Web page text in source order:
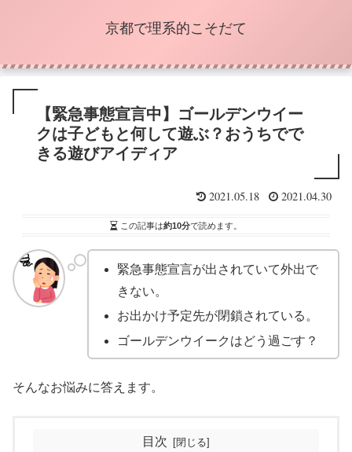
京都で理系的こそだて
【緊急事態宣言中】ゴールデンウイー
クは子どもと何して遊ぶ？おうちでで
きる遊びアイディア
2021.05.18 2021.04.30
この記事は約10分で読めます。
緊急事態宣言が出されていて外出で
きない。
お出かけ予定先が閉鎖されている。
ゴールデンウイークはどう過ごす？
そんなお悩みに答えます。
目次